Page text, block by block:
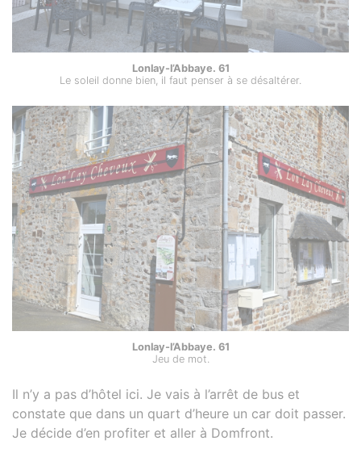
Lonlay-l’Abbaye. 61
Le soleil donne bien, il faut penser à se désaltérer.
Lonlay-l’Abbaye. 61
Jeu de mot.
Il n’y a pas d’hôtel ici. Je vais à l’arrêt de bus et
constate que dans un quart d’heure un car doit passer.
Je décide d’en profiter et aller à Domfront.